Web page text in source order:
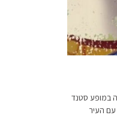
במופע סטנד
העיר